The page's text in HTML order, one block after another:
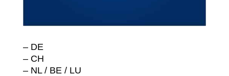
– DE
– CH
– NL / BE / LU